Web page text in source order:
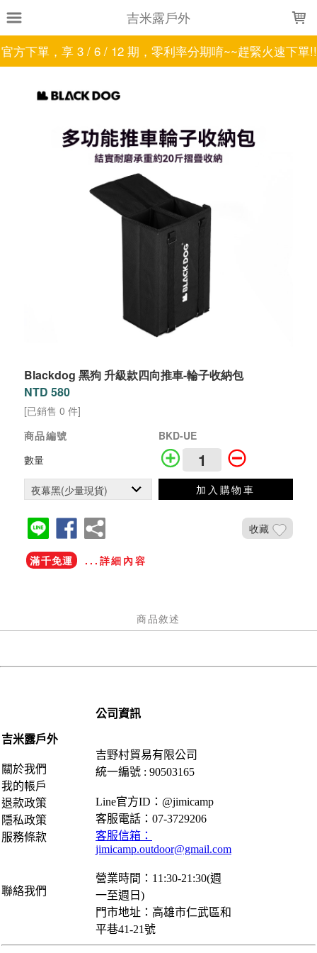
吉米露戶外
方下單，享 3 / 6 / 12 期，零利率分期唷~~趕緊火速下單!!!
Blackdog 黑狗 升級款四向推車-輪子收納包
NTD 580
[已銷售 0 件]
商品編號
BKD-UE
數量
加入購物車
收藏
滿千免運 ...詳細內容
商品敘述